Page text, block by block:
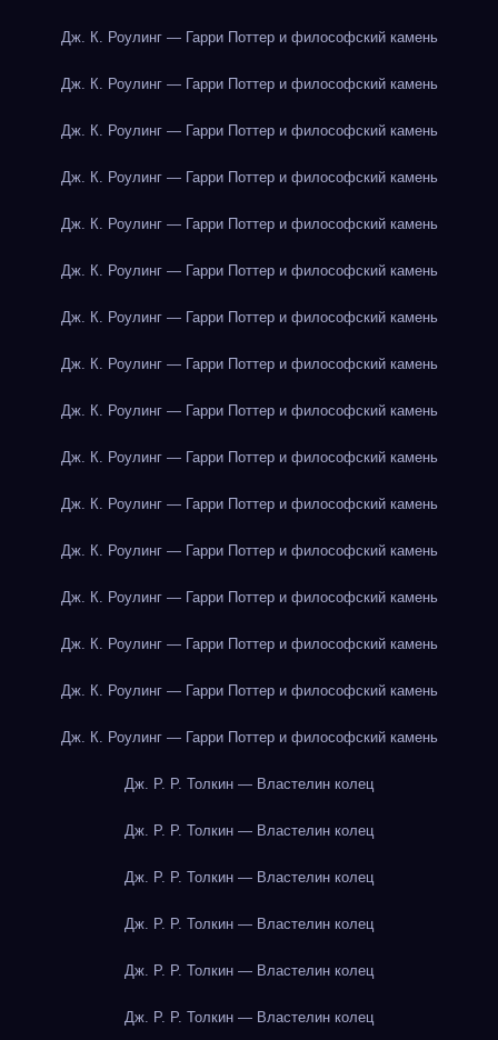
Дж. К. Роулинг — Гарри Поттер и философский камень
Дж. К. Роулинг — Гарри Поттер и философский камень
Дж. К. Роулинг — Гарри Поттер и философский камень
Дж. К. Роулинг — Гарри Поттер и философский камень
Дж. К. Роулинг — Гарри Поттер и философский камень
Дж. К. Роулинг — Гарри Поттер и философский камень
Дж. К. Роулинг — Гарри Поттер и философский камень
Дж. К. Роулинг — Гарри Поттер и философский камень
Дж. К. Роулинг — Гарри Поттер и философский камень
Дж. К. Роулинг — Гарри Поттер и философский камень
Дж. К. Роулинг — Гарри Поттер и философский камень
Дж. К. Роулинг — Гарри Поттер и философский камень
Дж. К. Роулинг — Гарри Поттер и философский камень
Дж. К. Роулинг — Гарри Поттер и философский камень
Дж. К. Роулинг — Гарри Поттер и философский камень
Дж. К. Роулинг — Гарри Поттер и философский камень
Дж. Р. Р. Толкин — Властелин колец
Дж. Р. Р. Толкин — Властелин колец
Дж. Р. Р. Толкин — Властелин колец
Дж. Р. Р. Толкин — Властелин колец
Дж. Р. Р. Толкин — Властелин колец
Дж. Р. Р. Толкин — Властелин колец